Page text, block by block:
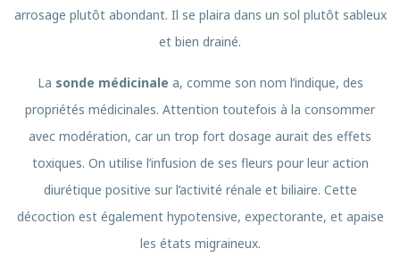
arrosage plutôt abondant. Il se plaira dans un sol plutôt sableux
et bien drainé.
La sonde médicinale a, comme son nom l’indique, des
propriétés médicinales. Attention toutefois à la consommer
avec modération, car un trop fort dosage aurait des effets
toxiques. On utilise l’infusion de ses fleurs pour leur action
diurétique positive sur l’activité rénale et biliaire. Cette
décoction est également hypotensive, expectorante, et apaise
les états migraineux.